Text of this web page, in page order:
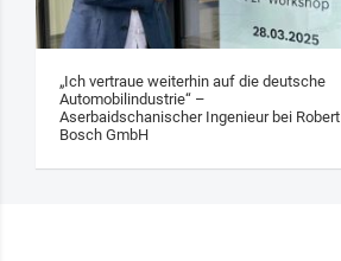
„Ich vertraue weiterhin auf die deutsche
Automobilindustrie“ –
Aserbaidschanischer Ingenieur bei Robert
Bosch GmbH